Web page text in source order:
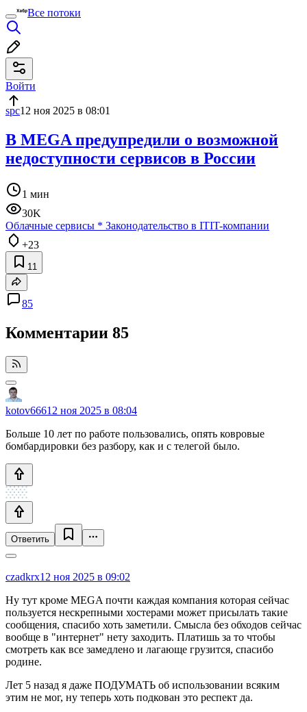
Все потоки
Войти
spc12 ноя 2025 в 08:01
В MEGA предупредили о возможной
недоступности сервисов в России
1 мин
30K
Облачные сервисы * Законодательство в ITIT-компании
+23
11
85
Комментарии 85
kotov66612 ноя 2025 в 08:04
Больше 10 лет по работе пользовались, опять ковровые
бомбардировки без разбору, как и с телегой было.
Ответить
czadkrx12 ноя 2025 в 09:02
Ну тут кроме MEGA почти каждая компания которая сейчас
пользуется нескрепными хостерами может присылать такие
сообщения, спасибо хоть заметили. Смысла без обходов сейчас
вообще в "интернет" нету заходить. Платишь за то чтобы
смотреть как все замедлено и лагающе грузится, спасибо
родине.
Лет 5 назад я даже ПОДУМАТЬ об использовании всяким
этим не мог, ну теперь хоть подкован это респект да.